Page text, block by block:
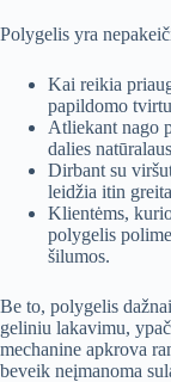
Polygelis yra
Kai reikia
papildomo
Atliekant nago
dalies
Dirbant su
leidžia itin
Klientėms,
polygelis
šilumos.
Be to, polygelis
geliniu lakavimu,
mechanine apkrova
beveik neįmanoma